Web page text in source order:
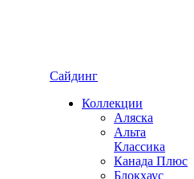
Сайдинг
Коллекции
Аляска
Альта
Классика
Канада Плюс
Блокхаус